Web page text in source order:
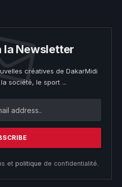
la Newsletter
créatives de DakarMidi
société, le sport ...
et politique de confidentialité.